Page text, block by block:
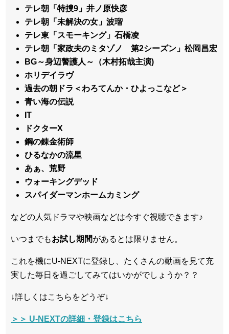
テレ朝「特捜9」井ノ原快彦
テレ朝「未解決の女」波瑠
テレ東「スモーキング」石橋凌
テレ朝「家政夫のミタゾノ 第2シーズン」松岡昌宏
BG～身辺警護人～（木村拓哉主演)
ホリデイラヴ
過去の朝ドラ＜わろてんか・ひよっこなど＞
青い海の伝説
IT
ドクターX
鋼の錬金術師
ひるなかの流星
あぁ、荒野
ウォーキングデッド
スパイダーマンホームカミング
などの人気ドラマや映画などは今すぐ視聴できます♪
いつまでもお試し期間があるとは限りません。
これを機にU-NEXTに登録し、たくさんの動画を見て充
実した毎日を過ごしてみてはいかがでしょうか？？
↓詳しくはこちらをどうぞ↓
＞＞ U-NEXTの詳細・登録はこちら